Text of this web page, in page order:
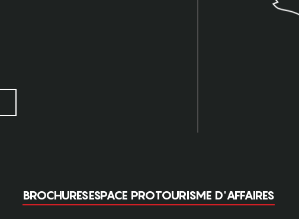
BROCHURESESPACE PROTOURISME D'AFFAIRES